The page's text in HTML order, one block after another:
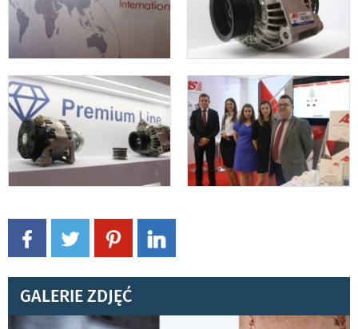
GALERIE ZDJĘĆ